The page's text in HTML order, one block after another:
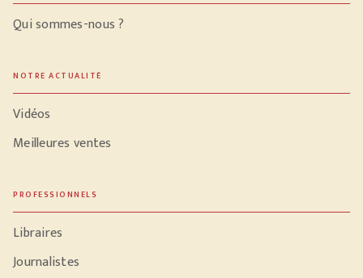
Qui sommes-nous ?
NOTRE ACTUALITÉ
Vidéos
Meilleures ventes
PROFESSIONNELS
Libraires
Journalistes